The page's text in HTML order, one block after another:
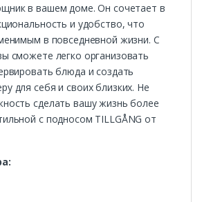
в вашем доме. Он сочетает в
и удобство, что
в повседневной жизни. С
сможете легко организовать
блюда и создать
для себя и своих близких. Не
сделать вашу жизнь более
с подносом TILLGÅNG от